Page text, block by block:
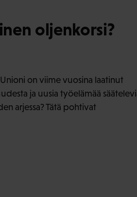
oljenkorsi?
on viime vuosina laatinut
ja uusia työelämää
arjessa? Tätä pohtivat